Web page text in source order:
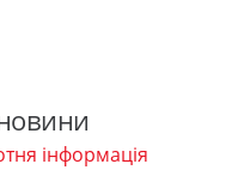
інформація